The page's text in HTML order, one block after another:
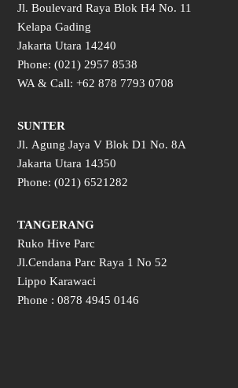
Jl. Boulevard Raya Blok H4 No. 11
Kelapa Gading
Jakarta Utara 14240
Phone: (021) 2957 8538
WA & Call: +62 878 7793 0708
SUNTER
Jl. Agung Jaya V Blok D1 No. 8A
Jakarta Utara 14350
Phone: (021) 6521282
TANGERANG
Ruko Hive Parc
Jl.Cendana Parc Raya 1 No 52
Lippo Karawaci
Phone : 0878 4945 0146